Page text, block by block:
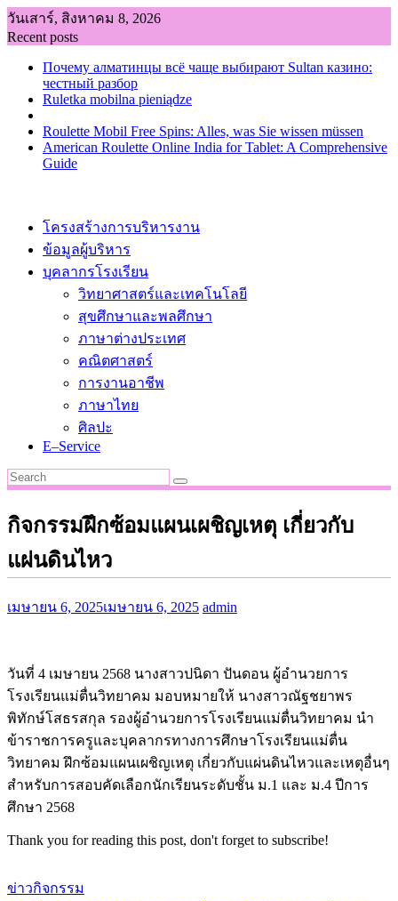
Skip
to
content
วันเสาร์, สิงหาคม 8, 2026
Recent posts
Почему алматинцы всё чаще выбирают Sultan казино:
честный разбор
Ruletka mobilna pieniądze
Roulette Mobil Free Spins: Alles, was Sie wissen müssen
American Roulette Online India for Tablet: A Comprehensive
Guide
โครงสร้างการบริหารงาน
ข้อมูลผู้บริหาร
บุคลากรโรงเรียน
วิทยาศาสตร์และเทคโนโลยี
สุขศึกษาและพลศึกษา
ภาษาต่างประเทศ
คณิตศาสตร์
การงานอาชีพ
ภาษาไทย
ศิลปะ
E–Service
กิจกรรมฝึกซ้อมแผนเผชิญเหตุ เกี่ยวกับ
แผ่นดินไหว
เมษายน 6, 2025เมษายน 6, 2025 admin
วันที่ 4 เมษายน 2568 นางสาวปนิดา ปันดอน ผู้อำนวยการ
โรงเรียนแม่ตื่นวิทยาคม มอบหมายให้ นางสาวณัฐชยาพร
พิทักษ์โสธรสกุล รองผู้อำนวยการโรงเรียนแม่ตื่นวิทยาคม นำ
ข้าราชการครูและบุคลากรทางการศึกษาโรงเรียนแม่ตื่น
วิทยาคม ฝึกซ้อมแผนเผชิญเหตุ เกี่ยวกับแผ่นดินไหวและเหตุอื่นๆ
สำหรับการสอบคัดเลือกนักเรียนระดับชั้น ม.1 และ ม.4 ปีการ
ศึกษา 2568
Thank you for reading this post, don't forget to subscribe!
ข่าวกิจกรรม